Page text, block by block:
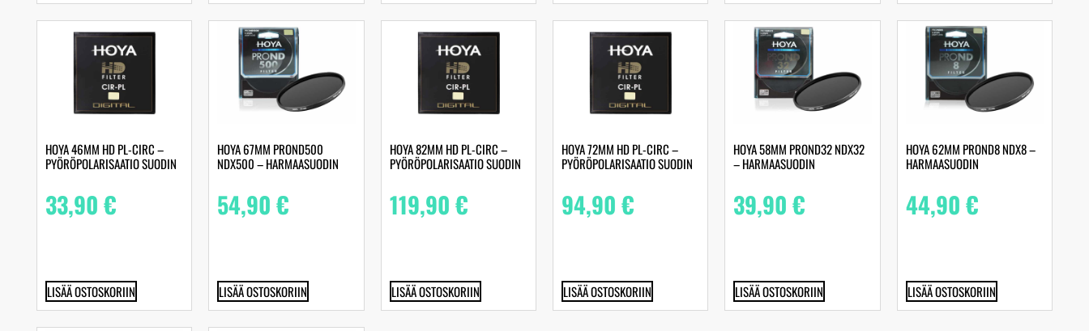
HOYA 46MM HD PL-CIRC –
PYÖRÖPOLARISAATIO SUODIN
33,90€
LISÄÄ OSTOSKORIIN
HOYA 67MM PROND500
NDX500 – HARMAASUODIN
54,90€
LISÄÄ OSTOSKORIIN
HOYA 82MM HD PL-CIRC –
PYÖRÖPOLARISAATIO SUODIN
119,90€
LISÄÄ OSTOSKORIIN
HOYA 72MM HD PL-CIRC –
PYÖRÖPOLARISAATIO SUODIN
94,90€
LISÄÄ OSTOSKORIIN
HOYA 58MM PROND32 NDX32
– HARMAASUODIN
39,90€
LISÄÄ OSTOSKORIIN
HOYA 62MM PROND8 NDX8 –
HARMAASUODIN
44,90€
LISÄÄ OSTOSKORIIN